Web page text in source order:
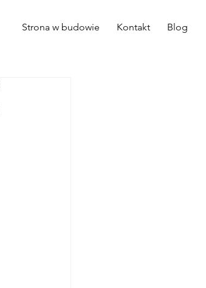
Strona w budowie Kontakt Blog